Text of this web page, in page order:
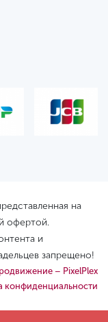
на
офертой.
и
запрещено!
– PixelPlex
конфиденциальности